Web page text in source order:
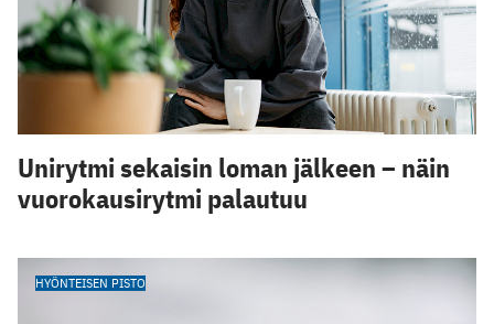
Unirytmi sekaisin loman jälkeen – näin
vuorokausirytmi palautuu
HYÖNTEISEN PISTO